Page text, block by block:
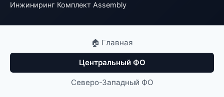
Инжиниринг Комплект Assembly
🏠 Главная
Центральный ФО
Северо-Западный ФО